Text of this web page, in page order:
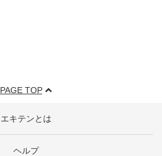
PAGE TOP
エキテンとは
ヘルプ